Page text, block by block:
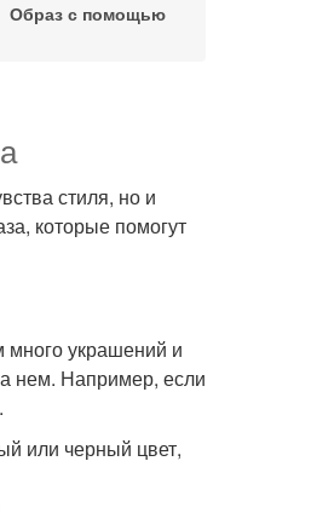
Образ с помощью
стиля, но и
которые помогут
много украшений и
нем. Например, если
или черный цвет,